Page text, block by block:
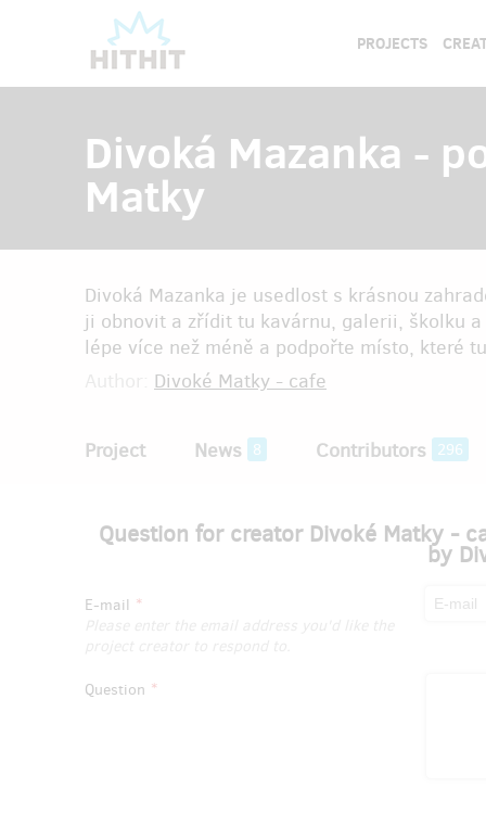
PROJECTS
Divoká Mazanka -
Matky
Divoká Mazanka je usedlost s krásnou
ji obnovit a zřídit tu kavárnu, galerii, školku
lépe více než méně a podpořte místo, které
Divoké Matky - cafe
Project News 8 Contributors 296
Question for creator Divoké Matky -
by
E-mail
Question